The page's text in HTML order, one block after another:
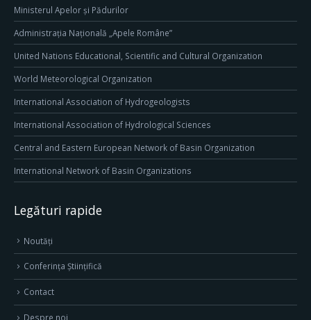
Ministerul Apelor și Pădurilor
Administrația Națională „Apele Române”
United Nations Educational, Scientific and Cultural Organization
World Meteorological Organization
International Association of Hydrogeologists
International Association of Hydrological Sciences
Central and Eastern European Network of Basin Organization
International Network of Basin Organizations
Legături rapide
Noutăți
Conferința Științifică
Contact
Despre noi